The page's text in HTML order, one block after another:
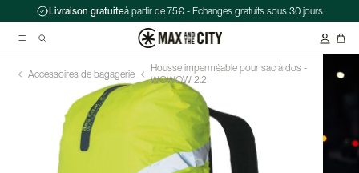
Livraison gratuiteà partir de 75€ - Echanges gratuits sous 30 jours
Recherche suggérées
Antivol chaîne Kryptonite Evolution Series 4 1090 - 90 cm
Casque Abus HUD-Y ACE
Accessoires de bagagerie
Housse imperméable pour sac à dos -
WOWOW 2.2